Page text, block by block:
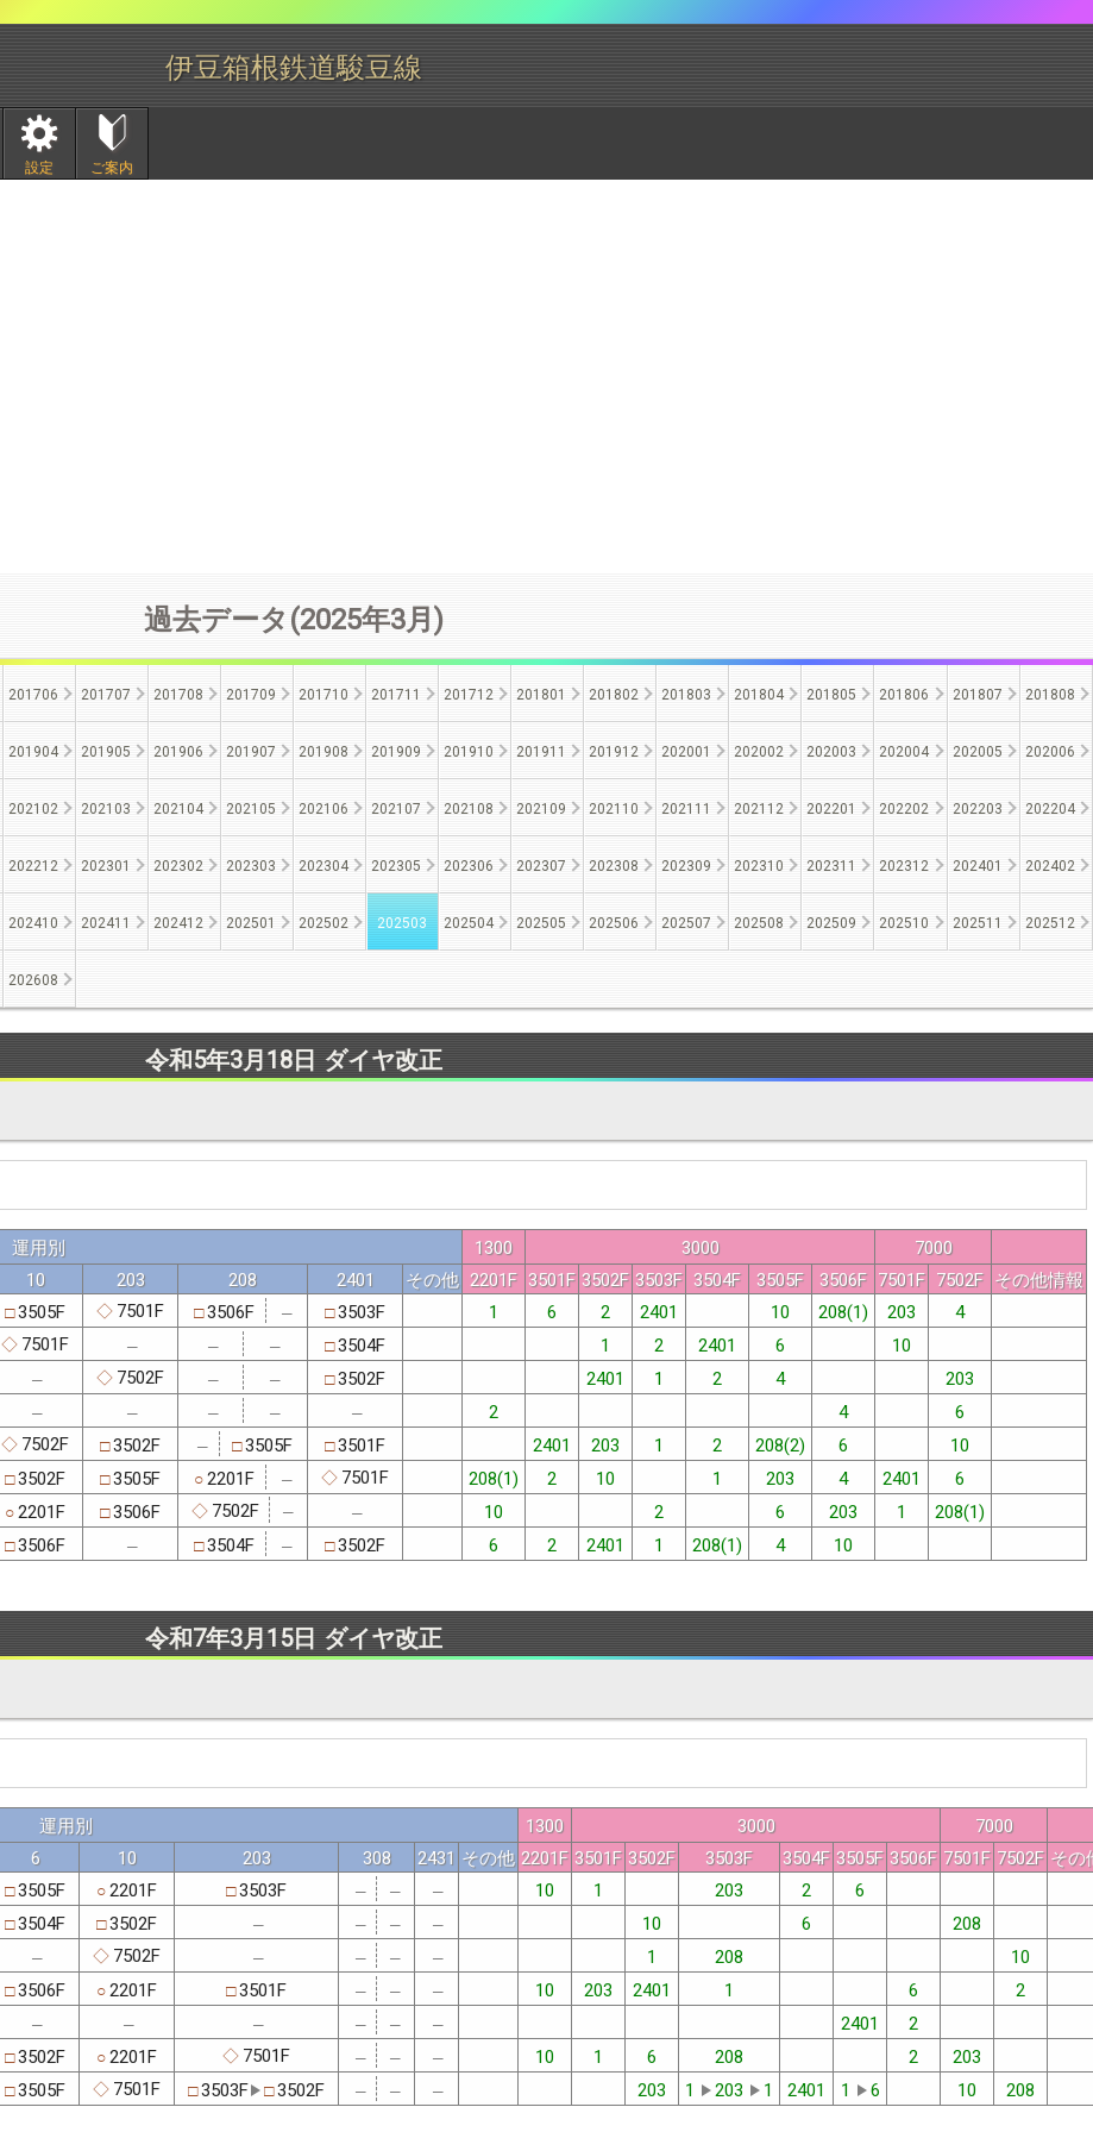
伊豆箱根鉄道駿豆線
設定 ご案内
過去データ(2025年3月)
201706 201707 201708 201709 201710 201711 201712 201801 201802 201803 201804 201805 201806 201807 201808
201904 201905 201906 201907 201908 201909 201910 201911 201912 202001 202002 202003 202004 202005 202006
202102 202103 202104 202105 202106 202107 202108 202109 202110 202111 202112 202201 202202 202203 202204
202212 202301 202302 202303 202304 202305 202306 202307 202308 202309 202310 202311 202312 202401 202402
202410 202411 202412 202501 202502 202503 202504 202505 202506 202507 202508 202509 202510 202511 202512
202608
令和5年3月18日 ダイヤ改正
運用別 1300 3000
7000
10 203 208 2401 その他 2201F 3501F 3502F 3503F 3504F 3505F 3506F 7501F 7502F その他情報
□3505F ◇ 7501F □3506F ─ □3503F 1 6 2 2401 10 208(1) 203
4
◇ 7501F ─ ─ ─ □3504F 1 2 2401 6
10
─ ◇ 7502F ─ ─ □3502F 2401 1 2 4
203
─ ─ ─ ─ ─ 2 4
6
◇ 7502F □3502F ─ □3505F □3501F 2401 203 1 2 208(2) 6
10
□3502F □3505F ○2201F ─ ◇ 7501F 208(1) 2 10 1 203 4 2401
6
○2201F □3506F ◇ 7502F ─ ─ 10 2 6 203 1
208(1)
□3506F ─ □3504F ─ □3502F 6 2 2401 1 208(1) 4
10
令和7年3月15日 ダイヤ改正
運用別 1300 3000
7000
6 10 203 308 2431 その他 2201F 3501F 3502F 3503F 3504F 3505F 3506F 7501F 7502F その
□3505F ○2201F □3503F ─ ─ ─ 10 1 203 2
6
□3504F □3502F ─ ─ ─ ─ 10 6
208
─ ◇ 7502F ─ ─ ─ ─ 1 208
10
□3506F ○2201F □3501F ─ ─ ─ 10 203 2401 1 6
2
─ ─ ─ ─ ─ ─ 2401
2
□3502F ○2201F ◇ 7501F ─ ─ ─ 10 1 6 208 2
203
□3505F ◇ 7501F □3503F □3502F ─ ─ ─ 203 1 203 1 2401 1 6 10
208